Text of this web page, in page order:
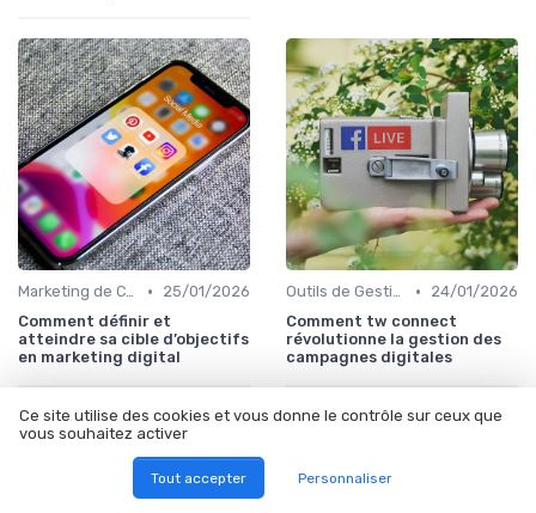
Marketing de Contenu •
25/01/2026
Comment définir et
atteindre sa cible d’objectifs
en marketing digital
Outils de Gestion de Campagnes •
24/01/2026
Comment tw connect
révolutionne la gestion des
campagnes digitales
Les articles par date
Ce site utilise des cookies et vous donne le contrôle sur ceux que
vous souhaitez activer
Tout accepter Personnaliser